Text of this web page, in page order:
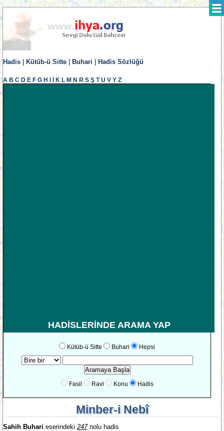
Hadis Kütüb-ü Sitte Buhari Hadis Sözlüğü
A B C D E F G H K L M N R S Ş T U V Y Z
HADİSLERİNDE ARAMA YAP
Kütüb-ü Sitte Buhari Hepsi
Fasil Ravi Konu Hadis
Minber-i Nebî
Sahih Buhari eserindeki 247nolu hadis